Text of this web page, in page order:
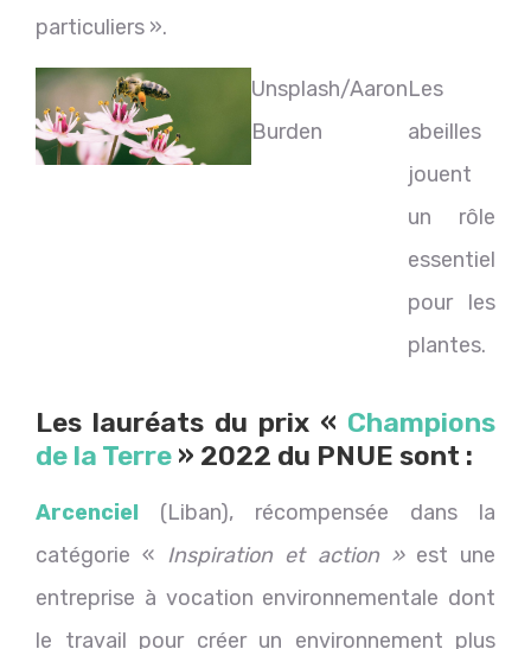
particuliers ».
Unsplash/Aaron
Burden
Les
abeilles
jouent
un rôle
essentiel
pour les
plantes.
Les lauréats du prix « Champions
de la Terre » 2022 du PNUE sont :
Arcenciel
(Liban), récompensée dans la
catégorie « Inspiration et action »est une
entreprise à vocation environnementale dont
le travail pour créer un environnement plus